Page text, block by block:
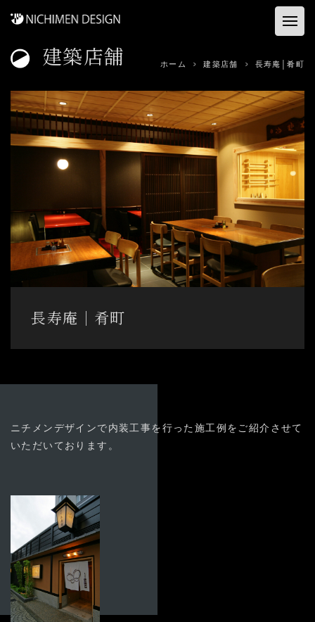
ホーム
お客様の声
建築店舗
コンサル&プロデュース
資料ダウンロード
事業内容
会社概要
03-3894-8971
よくある質問
建築店舗 ホーム 建築店舗 長寿庵│肴町
長寿庵│肴町
ニチメンデザインで内装工事を行った施工例をご紹介させて
いただいております。